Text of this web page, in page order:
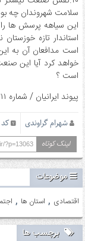
سلامت شهروندان چه
این سیاهه پرسش ها
استاندار تازه
است مدافعان آن به
خواهد کرد آیا این
است ؟
پیوند ایرانیان / شماره ۳۱۱ / ۳۰ آبان ۱۴۰۳
شهرام گراوندی کد
لینک کوتاه ?p=13063
موضوعات
, استان ها , اقتصادی
برچسب ها